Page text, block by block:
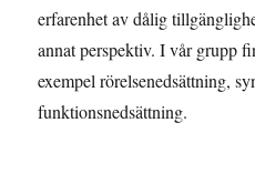
erfarenhet av dålig
annat perspektiv. I vår grupp
exempel rörelsenedsättning,
funktionsnedsättning.